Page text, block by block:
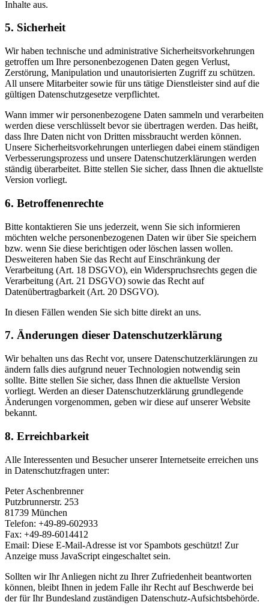
Inhalte aus.
5. Sicherheit
Wir haben technische und administrative Sicherheitsvorkehrungen
getroffen um Ihre personenbezogenen Daten gegen Verlust,
Zerstörung, Manipulation und unautorisierten Zugriff zu schützen.
All unsere Mitarbeiter sowie für uns tätige Dienstleister sind auf die
gültigen Datenschutzgesetze verpflichtet.
Wann immer wir personenbezogene Daten sammeln und verarbeiten
werden diese verschlüsselt bevor sie übertragen werden. Das heißt,
dass Ihre Daten nicht von Dritten missbraucht werden können.
Unsere Sicherheitsvorkehrungen unterliegen dabei einem ständigen
Verbesserungsprozess und unsere Datenschutzerklärungen werden
ständig überarbeitet. Bitte stellen Sie sicher, dass Ihnen die aktuellste
Version vorliegt.
6. Betroffenenrechte
Bitte kontaktieren Sie uns jederzeit, wenn Sie sich informieren
möchten welche personenbezogenen Daten wir über Sie speichern
bzw. wenn Sie diese berichtigen oder löschen lassen wollen.
Desweiteren haben Sie das Recht auf Einschränkung der
Verarbeitung (Art. 18 DSGVO), ein Widerspruchsrechts gegen die
Verarbeitung (Art. 21 DSGVO) sowie das Recht auf
Datenübertragbarkeit (Art. 20 DSGVO).
In diesen Fällen wenden Sie sich bitte direkt an uns.
7. Änderungen dieser Datenschutzerklärung
Wir behalten uns das Recht vor, unsere Datenschutzerklärungen zu
ändern falls dies aufgrund neuer Technologien notwendig sein
sollte. Bitte stellen Sie sicher, dass Ihnen die aktuellste Version
vorliegt. Werden an dieser Datenschutzerklärung grundlegende
Änderungen vorgenommen, geben wir diese auf unserer Website
bekannt.
8. Erreichbarkeit
Alle Interessenten und Besucher unserer Internetseite erreichen uns
in Datenschutzfragen unter:
Peter Aschenbrenner
Putzbrunnerstr. 253
81739 München
Telefon: +49-89-602933
Fax: +49-89-6014412
Email: Diese E-Mail-Adresse ist vor Spambots geschützt! Zur
Anzeige muss JavaScript eingeschaltet sein.
Sollten wir Ihr Anliegen nicht zu Ihrer Zufriedenheit beantworten
können, bleibt Ihnen in jedem Falle ihr Recht auf Beschwerde bei
der für Ihr Bundesland zuständigen Datenschutz-Aufsichtsbehörde.